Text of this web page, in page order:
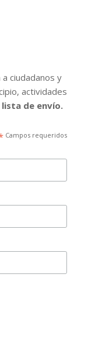
ciudadanos y
actividades
de envío.
Campos requeridos